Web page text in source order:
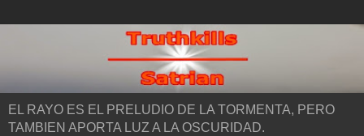
EL RAYO ES EL PRELUDIO DE LA TORMENTA, PERO
TAMBIEN APORTA LUZ A LA OSCURIDAD.